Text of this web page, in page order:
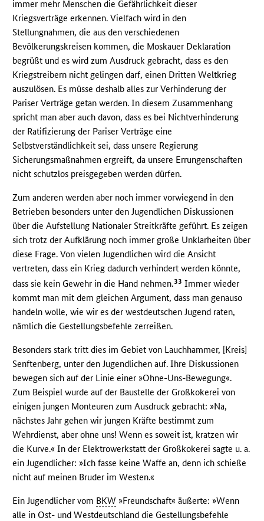
immer mehr Menschen die Gefährlichkeit dieser
Kriegsverträge erkennen. Vielfach wird in den
Stellungnahmen, die aus den verschiedenen
Bevölkerungskreisen kommen, die Moskauer Deklaration
begrüßt und es wird zum Ausdruck gebracht, dass es den
Kriegstreibern nicht gelingen darf, einen Dritten Weltkrieg
auszulösen. Es müsse deshalb alles zur Verhinderung der
Pariser Verträge getan werden. In diesem Zusammenhang
spricht man aber auch davon, dass es bei Nichtverhinderung
der Ratifizierung der Pariser Verträge eine
Selbstverständlichkeit sei, dass unsere Regierung
Sicherungsmaßnahmen ergreift, da unsere Errungenschaften
nicht schutzlos preisgegeben werden dürfen.
Zum anderen werden aber noch immer vorwiegend in den
Betrieben besonders unter den Jugendlichen Diskussionen
über die Aufstellung Nationaler Streitkräfte geführt. Es zeigen
sich trotz der Aufklärung noch immer große Unklarheiten über
diese Frage. Von vielen Jugendlichen wird die Ansicht
vertreten, dass ein Krieg dadurch verhindert werden könnte,
dass sie kein Gewehr in die Hand nehmen.33 Immer wieder
kommt man mit dem gleichen Argument, dass man genauso
handeln wolle, wie wir es der westdeutschen Jugend raten,
nämlich die Gestellungsbefehle zerreißen.
Besonders stark tritt dies im Gebiet von Lauchhammer, [Kreis]
Senftenberg, unter den Jugendlichen auf. Ihre Diskussionen
bewegen sich auf der Linie einer »Ohne-Uns-Bewegung«.
Zum Beispiel wurde auf der Baustelle der Großkokerei von
einigen jungen Monteuren zum Ausdruck gebracht: »Na,
nächstes Jahr gehen wir jungen Kräfte bestimmt zum
Wehrdienst, aber ohne uns! Wenn es soweit ist, kratzen wir
die Kurve.« In der Elektrowerkstatt der Großkokerei sagte u. a.
ein Jugendlicher: »Ich fasse keine Waffe an, denn ich schieße
nicht auf meinen Bruder im Westen.«
Ein Jugendlicher vom BKW »Freundschaft« äußerte: »Wenn
alle in Ost- und Westdeutschland die Gestellungsbefehle